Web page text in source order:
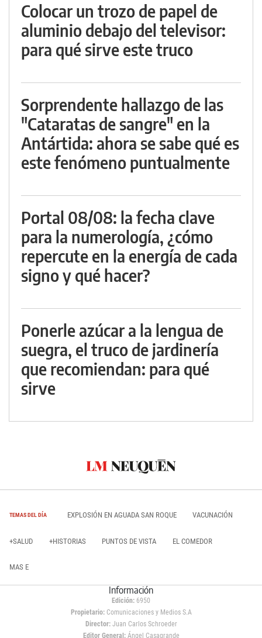
Colocar un trozo de papel de
aluminio debajo del televisor:
para qué sirve este truco
Sorprendente hallazgo de las
"Cataratas de sangre" en la
Antártida: ahora se sabe qué es
este fenómeno puntualmente
Portal 08/08: la fecha clave
para la numerología, ¿cómo
repercute en la energía de cada
signo y qué hacer?
Ponerle azúcar a la lengua de
suegra, el truco de jardinería
que recomiendan: para qué
sirve
TEMAS DEL DÍA EXPLOSIÓN EN AGUADA SAN ROQUE VACUNACIÓN
+SALUD +HISTORIAS PUNTOS DE VISTA EL COMEDOR
MAS E
Información
Edición: 6950
Propietario:Comunicaciones y Medios S.A
Director: Juan Carlos Schroeder
Editor General:Ángel Casagrande